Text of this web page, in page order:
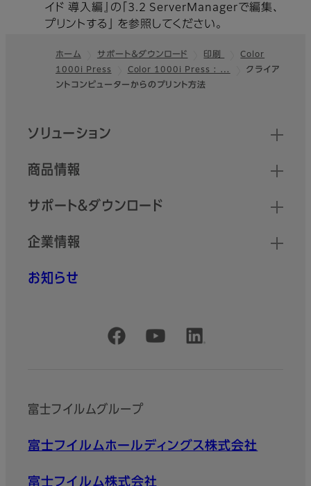
イド 導入編』の「3.2 ServerManagerで編集、
プリントする」 を参照してください。
フッター
ホーム サポート＆ダウンロード 印刷
Color
1000i Press
Color 1000i Press : …
クライア
ントコンピューターからのプリント方法
クイックリンク
ソリューション
商品情報
サポート＆ダウンロード
企業情報
お知らせ
公式SNSアカウント
富士フイルムグループ
富士フイルムホールディングス株式会社
富士フイルム株式会社